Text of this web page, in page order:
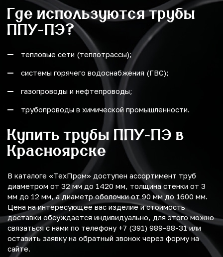
Где используются трубы
ППУ-ПЭ?
тепловые сети (теплотрассы);
системы горячего водоснабжения (ГВС);
газопроводы и нефтепроводы;
трубопроводы в химической промышленности.
Купить трубы ППУ-ПЭ в
Красноярске
В каталоге «ТехПром» доступен ассортимент труб
диаметром от 32 мм до 1420 мм, толщина стенки от 3
мм до 12 мм, а диаметр оболочки от 90 мм до 1600 мм.
Цена на интересующее вас изделие и стоимость
доставки обсуждается индивидуально, для этого можно
связаться с нами по телефону +7 (391) 989-88-31 или
оставить заявку на обратный звонок через форму на
сайте.